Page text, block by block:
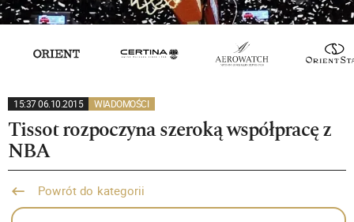
15:37 06.10.2015 WIADOMOŚCI
Tissot rozpoczyna szeroką współpracę z
NBA
Powrót do kategorii